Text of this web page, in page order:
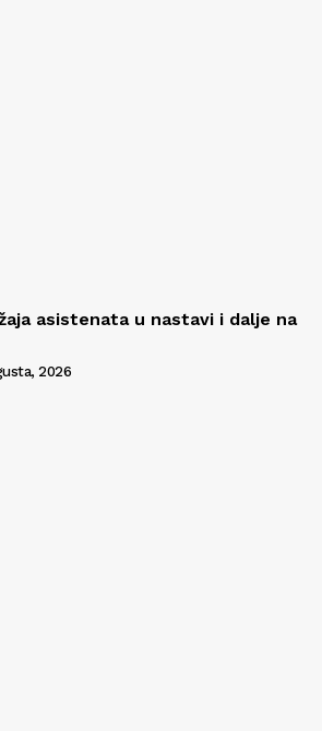
asistenata u nastavi i dalje na
2026